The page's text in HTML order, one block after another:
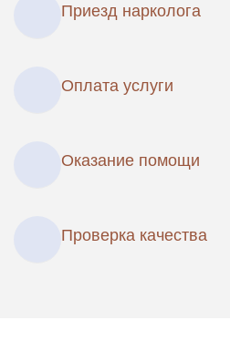
Приезд нарколога
Оплата услуги
Оказание помощи
Проверка качества